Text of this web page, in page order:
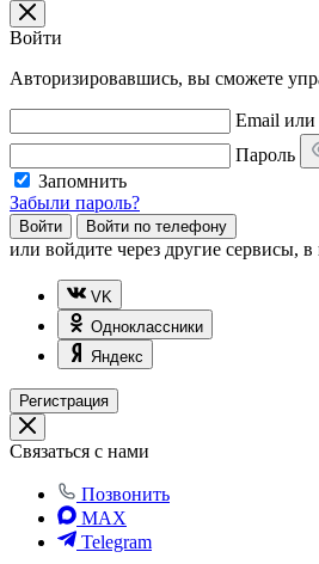
Войти
Авторизировавшись, вы сможете
Email
Пароль
Запомнить
Забыли пароль?
Войти Войти по телефону
или войдите через другие сервисы,
VK
Одноклассники
Яндекс
Регистрация
Связаться с нами
Позвонить
MAX
Telegram